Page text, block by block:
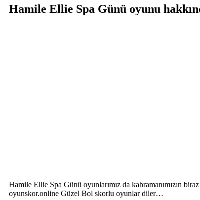
Hamile Ellie Spa Günü oyunu
Hamile Ellie Spa Günü oyunlarımız da kahramanımızın
oyunskor.online Güzel Bol skorlu oyunlar diler…